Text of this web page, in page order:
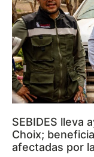
SEBIDES lleva
Choix;
afectadas por